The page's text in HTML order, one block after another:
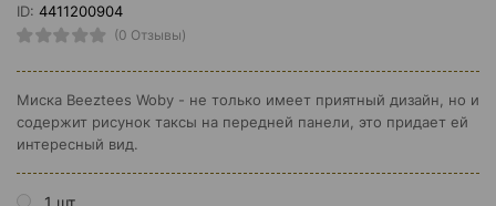
ID: 4411200904
(0 Отзывы)
Миска Beeztees Woby - не только имеет приятный дизайн, но и
содержит рисунок таксы на передней панели, это придает ей
интересный вид.